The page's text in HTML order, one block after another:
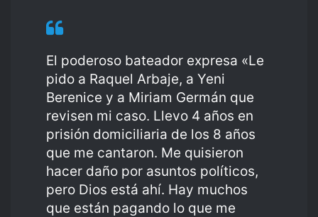
El poderoso bateador expresa «Le
pido a Raquel Arbaje, a Yeni
Berenice y a Miriam Germán que
revisen mi caso. Llevo 4 años en
prisión domiciliaria de los 8 años
que me cantaron. Me quisieron
hacer daño por asuntos políticos,
pero Dios está ahí. Hay muchos
que están pagando lo que me